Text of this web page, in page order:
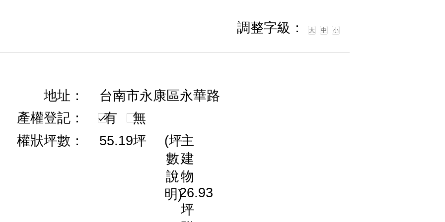
調整字級： 大 中 小
地址：
台南市永康區永華路
產權登記：
有
無
權狀坪數：
55.19坪
(坪
數
說
明)
主
建
物
26.93
坪